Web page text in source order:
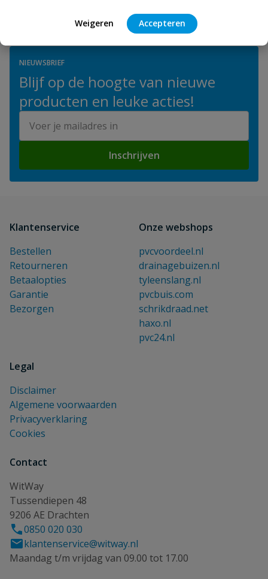
Weigeren Accepteren
NIEUWSBRIEF
Blijf op de hoogte van nieuwe
producten en leuke acties!
E-mailadres
Inschrijven
Klantenservice
Bestellen
Retourneren
Betaalopties
Garantie
Bezorgen
Onze webshops
pvcvoordeel.nl
drainagebuizen.nl
tyleenslang.nl
pvcbuis.com
schrikdraad.net
haxo.nl
pvc24.nl
Legal
Disclaimer
Algemene voorwaarden
Privacyverklaring
Cookies
Contact
WitWay
Tussendiepen 48
9206 AE Drachten
0850 020 030
klantenservice@witway.nl
Maandag t/m vrijdag van 09.00 tot 17.00